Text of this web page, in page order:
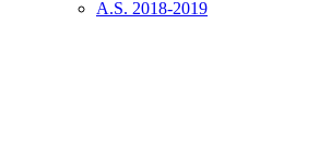
A.S. 2018-2019